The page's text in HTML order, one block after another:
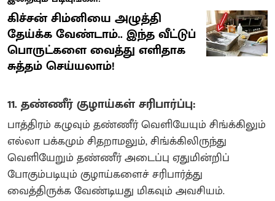
கிச்சன் சிம்னியை அழுத்தி
தேய்க்க வேண்டாம்.. இந்த வீட்டுப்
பொருட்களை வைத்து எளிதாக
சுத்தம் செய்யலாம்!
11. தண்ணீர் குழாய்கள் சரிபார்ப்பு:
பாத்திரம் கழுவும் தண்ணீர் வெளியேயும் சிங்க்கிலும்
எல்லா பக்கமும் சிதறாமலும், சிங்க்கிலிருந்து
வெளியேறும் தண்ணீர் அடைப்பு ஏதுமின்றிப்
போகும்படியும் குழாய்களைச் சரிபார்த்து
வைத்திருக்க வேண்டியது மிகவும் அவசியம்.